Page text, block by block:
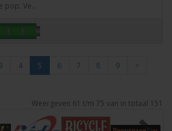
pop. Ve..
3 4 5 6 7 8 9
>
Weergeven 61 t/m 75 van in totaal 151